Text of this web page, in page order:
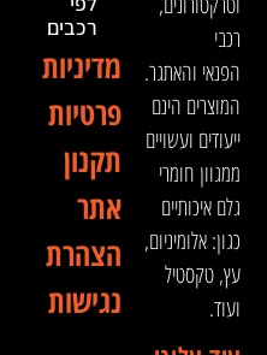
רכבי
הפנאי והאתגר.
המוצרים הינם
ייעודים ועשויים
ממגוון חומרי
גלם איכותיים
כגון: אלומיניום,
עץ, טקסטיל
ועוד.
רכבים
מדיניות
פרטיות
תקנון
אתר
הצהרת
נגישות